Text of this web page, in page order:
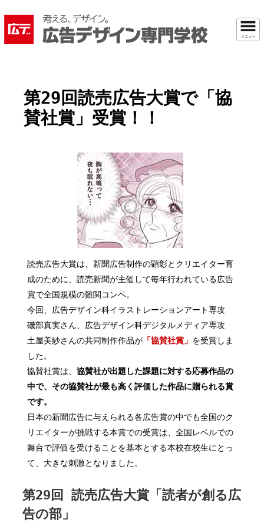
メニュー
第29回読売広告大賞で「協
賛社賞」受賞！！
読売広告大賞は、新聞広告制作の顕彰とクリエイター育
成のために、読売新聞が主催して毎年行われている広告
賞で全国規模の難関コンペ。
今回、広告デザイン科イラストレーションアート専攻
磯部真実さん、広告デザイン科デジタルメディア専攻
土屋美紗さんの共同制作作品が 「協賛社賞」 を受賞しま
した。
協賛社賞は、協賛社が出題した課題に対する応募作品の
中で、その協賛社が最も高く評価した作品に贈られる賞
です。
日本の新聞広告に与えられる各広告賞の中でも全国のク
リエイターが挑戦する本賞での受賞は、全国レベルでの
舞台で評価を受けることを基本とする本校在校生にとっ
て、大きな刺激となりました。
第29回 読売広告大賞「読者が創る広
告の部」